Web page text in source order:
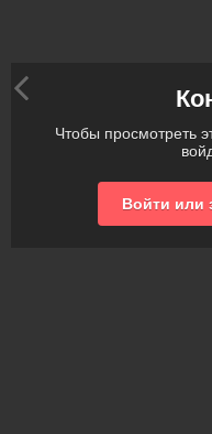
Чтобы просмотреть
Войти или